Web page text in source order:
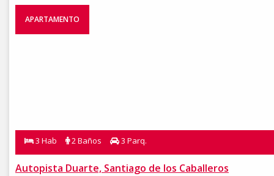
APARTAMENTO
3 Hab 2 Baños 3 Parq.
Autopista Duarte, Santiago de los Caballeros